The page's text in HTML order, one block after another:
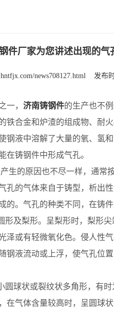
件厂家为您讲述出现的气
news708127.html 发布
一， 济南铸钢件的生产也不
铁合金和炉渣的组成物、耐
钢液中溶解了大量的氧、氢
在铸钢件中形成气孔。
的原因也不尽一样，通常
孔的气体来自于铸型，析出
。气孔的种类不同，在铸
及梨形。呈梨形时，梨形
泽或有轻微氧化色。侵人性
钢液流动或上浮，使气孔位
球状或裂纹状多角形，有
在气体含量较高时，呈圆球